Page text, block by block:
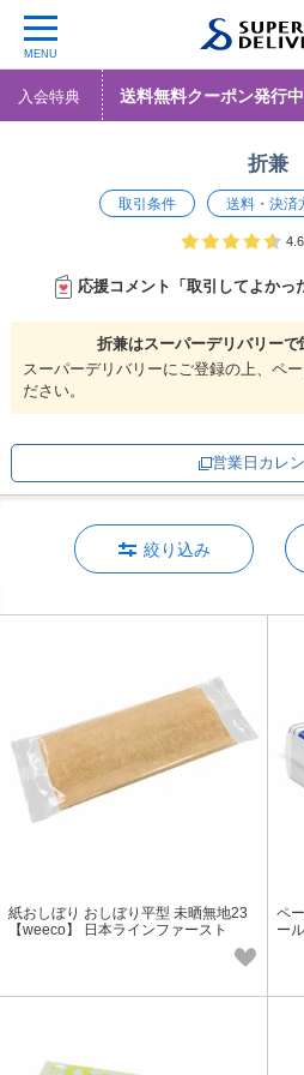
MENU
入会特典 送料無料クーポン発行中
折兼
取引条件 送料・決済
4.6
応援コメント「取引してよかっ
折兼はスーパーデリバリーで
スーパーデリバリーにご登録の上、ペ
ださい。
営業日カレ
絞り込み
紙おしぼり おしぼり平型 未晒無地23
【weeco】 日本ラインファースト
ペ
ー